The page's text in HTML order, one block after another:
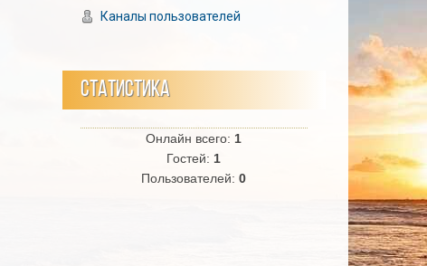
Каналы пользователей
СТАТИСТИКА
Онлайн всего: 1
Гостей: 1
Пользователей:0